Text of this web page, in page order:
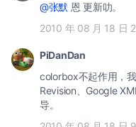
@张默 恩 更新叻。
2010 年 08 月 18 日
PiDanDan
colorbox不起作用，
Revision、Google
导。